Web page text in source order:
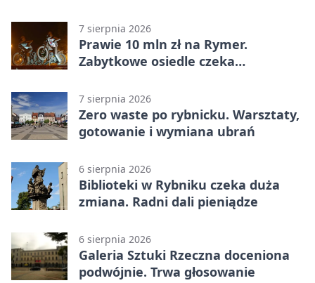
7 sierpnia 2026
Prawie 10 mln zł na Rymer.
Zabytkowe osiedle czeka
7 sierpnia 2026
Zero waste po rybnicku. Warsztaty,
gotowanie i wymiana ubrań
6 sierpnia 2026
Biblioteki w Rybniku czeka duża
zmiana. Radni dali pieniądze
6 sierpnia 2026
Galeria Sztuki Rzeczna doceniona
podwójnie. Trwa głosowanie